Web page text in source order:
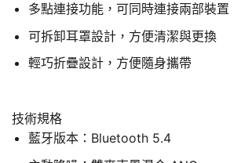
多點連接功能，可同時連接兩部裝置
可拆卸耳罩設計，方便清潔與更換
輕巧折疊設計，方便隨身攜帶
技術規格
藍牙版本：Bluetooth 5.4